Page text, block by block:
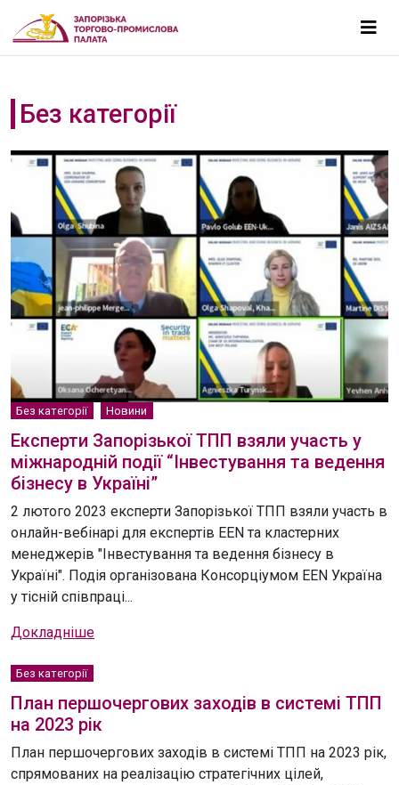
Без категорії
Без категорії Новини
Експерти Запорізької ТПП взяли участь у
міжнародній події “Інвестування та ведення
бізнесу в Україні”
2 лютого 2023 експерти Запорізької ТПП взяли участь в
онлайн-вебінарі для експертів EEN та кластерних
менеджерів "Інвестування та ведення бізнесу в
Україні". Подія організована Консорціумом EEN Україна
у тісній співпраці...
Докладніше
Без категорії
План першочергових заходів в системі ТПП
на 2023 рік
План першочергових заходів в системі ТПП на 2023 рік,
спрямованих на реалізацію стратегічних цілей,